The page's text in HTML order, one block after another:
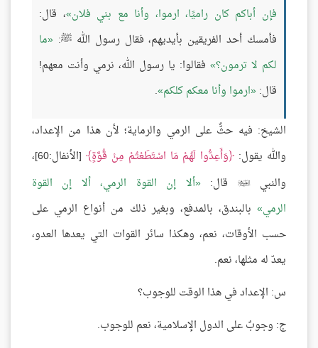
فإن أباكم كان راميًا، ارموا، وأنا مع بني فلان ، قال:
فأمسك أحد الفريقين بأيديهم، فقال رسول الله ﷺ:
ما
لكم لا ترمون؟ فقالوا: يا رسول الله، نرمي وأنت معهم!
قال: ارموا وأنا معكم كلكم .
الشيخ: فيه حثٌّ على الرمي والرماية؛ لأن هذا من الإعداد،
والله يقول: وَأَعِدُّوا لَهُمْ مَا اسْتَطَعْتُمْ مِنْ قُوَّةٍ
[الأنفال:60]،
والنبي
 قال: ألا إن القوة الرمي، ألا إن القوة
الرمي
بالبندق، بالمدفع، وبغير ذلك من أنواع الرمي على
حسب الأوقات، نعم، وهكذا سائر القوات التي يعدها العدو،
يعدّ له مثلها، نعم.
س: الإعداد في هذا الوقت للوجوب؟
ج: وجوبٌ على الدول الإسلامية، نعم للوجوب.